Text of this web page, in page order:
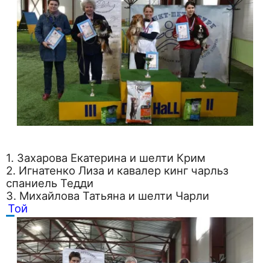
1. Захарова Екатерина и шелти Крим
2. Игнатенко Лиза и кавалер кинг чарльз
спаниель Тедди
3. Михайлова Татьяна и шелти Чарли
Той